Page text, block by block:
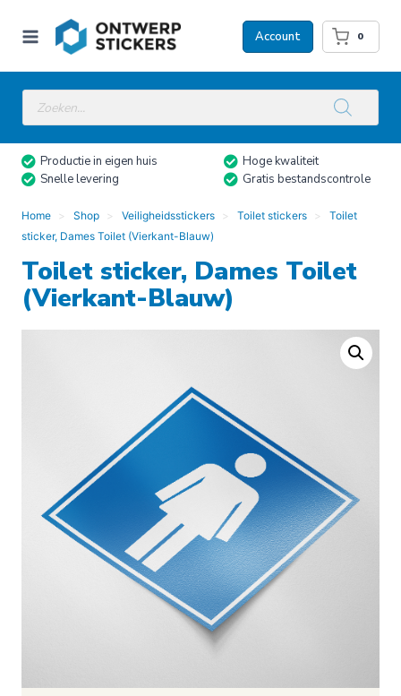
naar
Account 0
Producten
zoeken
Productie in eigen huis
Hoge kwaliteit
Snelle levering
Gratis bestandscontrole
Home Shop Veiligheidsstickers Toilet stickers
Toilet
sticker, Dames Toilet (Vierkant-Blauw)
Toilet sticker, Dames Toilet
(Vierkant-Blauw)